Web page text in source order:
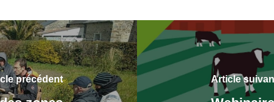
précédent Article